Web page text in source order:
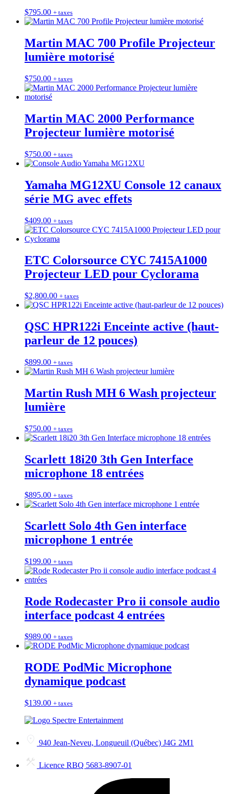
$795.00 + taxes
Martin MAC 700 Profile Projecteur
lumière motorisé
$750.00 + taxes
Martin MAC 2000 Performance
Projecteur lumière motorisé
$750.00 + taxes
Yamaha MG12XU Console 12 canaux
série MG avec effets
$409.00 + taxes
ETC Colorsource CYC 7415A1000
Projecteur LED pour Cyclorama
$2,800.00 + taxes
QSC HPR122i Enceinte active (haut-
parleur de 12 pouces)
$899.00 + taxes
Martin Rush MH 6 Wash projecteur
lumière
$750.00 + taxes
Scarlett 18i20 3th Gen Interface
microphone 18 entrées
$895.00 + taxes
Scarlett Solo 4th Gen interface
microphone 1 entrée
$199.00 + taxes
Rode Rodecaster Pro ii console audio
interface podcast 4 entrées
$989.00 + taxes
RODE PodMic Microphone
dynamique podcast
$139.00 + taxes
940 Jean-Neveu, Longueuil (Québec) J4G 2M1
Licence RBQ 5683-8907-01